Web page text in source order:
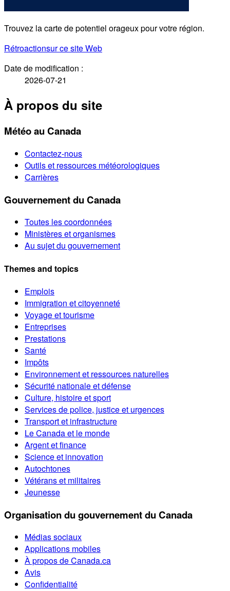
Trouvez la carte de potentiel orageux pour votre région.
Rétroactionsur ce site Web
Date de modification :
2026-07-21
À propos du site
Météo au Canada
Contactez-nous
Outils et ressources météorologiques
Carrières
Gouvernement du Canada
Toutes les coordonnées
Ministères et organismes
Au sujet du gouvernement
Themes and topics
Emplois
Immigration et citoyenneté
Voyage et tourisme
Entreprises
Prestations
Santé
Impôts
Environnement et ressources naturelles
Sécurité nationale et défense
Culture, histoire et sport
Services de police, justice et urgences
Transport et infrastructure
Le Canada et le monde
Argent et finance
Science et innovation
Autochtones
Vétérans et militaires
Jeunesse
Organisation du gouvernement du Canada
Médias sociaux
Applications mobiles
À propos de Canada.ca
Avis
Confidentialité